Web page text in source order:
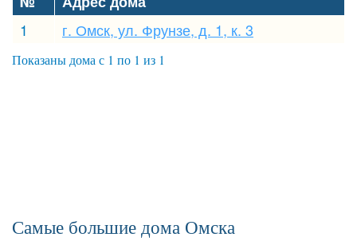
1
г. Омск, ул. Фрунзе, д. 1, к. 3
Показаны дома с 1 по 1 из 1
Самые большие дома Омска